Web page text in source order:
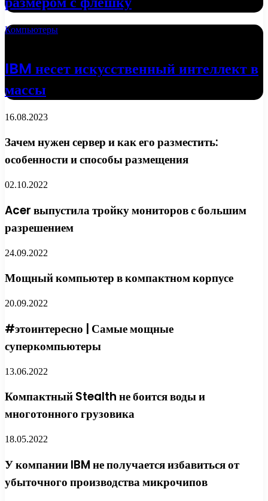
Компьютеры
IBM несет искусственный интеллект в
массы
16.08.2023
Зачем нужен сервер и как его разместить:
особенности и способы размещения
02.10.2022
Acer выпустила тройку мониторов с большим
разрешением
24.09.2022
Мощный компьютер в компактном корпусе
20.09.2022
#этоинтересно | Самые мощные
суперкомпьютеры
13.06.2022
Компактный Stealth не боится воды и
многотонного грузовика
18.05.2022
У компании IBM не получается избавиться от
убыточного производства микрочипов